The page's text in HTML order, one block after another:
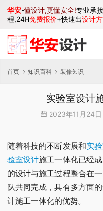
首页 知识百科 装修知识
实验室设计
2023年11月24日
随着科技的不断发展和实
验室设计施工一体化已经
的设计与施工过程整合在
队共同完成，具有多方面
计施工一体化的优势。
华安-懂设计,更懂安全!专业承
程,24H免费报价+快速出设计